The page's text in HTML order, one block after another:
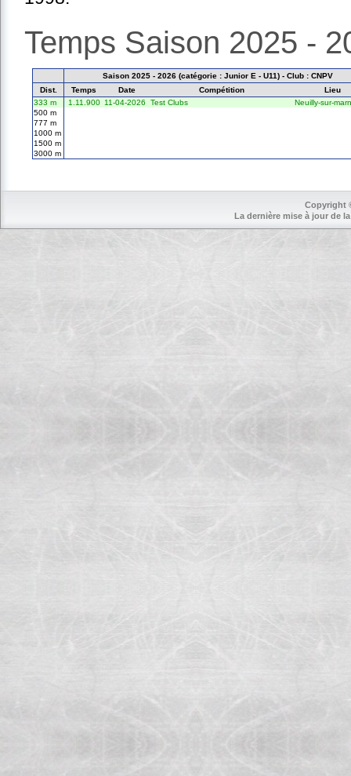
Temps Saison 2025 -
Saison 2025 - 2026 (catégorie : Junior E - U11) - Club : CNPV
Dist.
Temps Date Compétition
Lieu
333 m
1.11.900 11-04-2026 Test Clubs
Neuilly-sur-
500 m
777 m
1000 m
1500 m
3000 m
Copyright
La dernière mise à jour de